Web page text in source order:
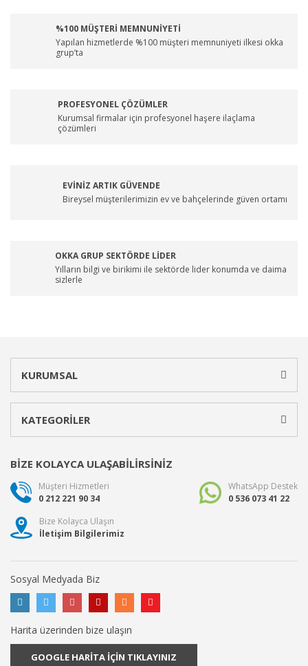
%100 MÜŞTERİ MEMNUNİYETİ
Yapılan hizmetlerde %100 müşteri memnuniyeti ilkesi okka
grup’ta
PROFESYONEL ÇÖZÜMLER
Kurumsal firmalar için profesyonel haşere ilaçlama
çözümleri
EVİNİZ ARTIK GÜVENDE
Bireysel müşterilerimizin ev ve bahçelerinde güven ortamı
OKKA GRUP SEKTÖRDE LİDER
Yılların bilgi ve birikimi ile sektörde lider konumda ve daima
sizlerle
KURUMSAL
KATEGORİLER
BİZE KOLAYCA ULAŞABİLİRSİNİZ
Müşteri Hizmetleri
0 212 221 90 34
WhatsApp Destek
0 536 073 41 22
Bize Kolayca Ulaşın
İletişim Bilgilerimiz
Sosyal Medyada Biz
Harita üzerinden bize ulaşın
GOOGLE HARİTA İÇİN TIKLAYINIZ